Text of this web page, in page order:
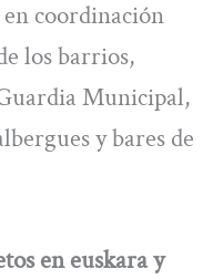
en coordinación
los barrios,
Municipal,
y bares de
en euskara y